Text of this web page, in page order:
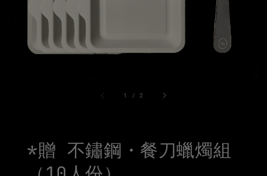
1 /2
*贈 不鏽鋼・餐刀蠟燭組